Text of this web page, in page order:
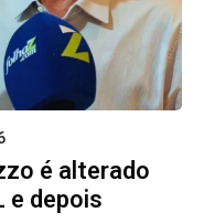
é alterado
e depois